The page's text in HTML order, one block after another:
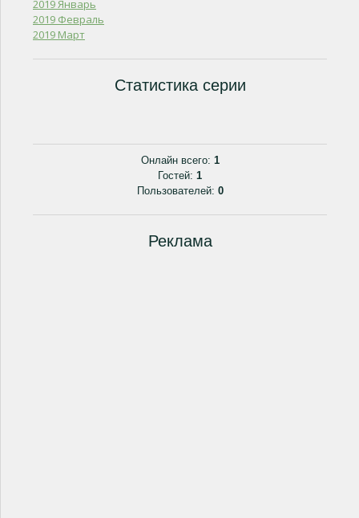
2019 Январь
2019 Февраль
2019 Март
Статистика серии
Онлайн всего: 1
Гостей: 1
Пользователей: 0
Реклама